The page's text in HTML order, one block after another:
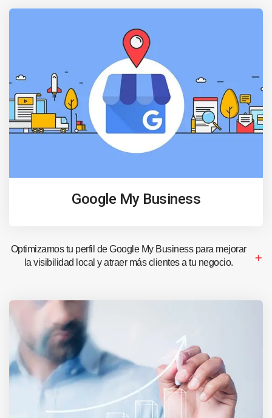
Google My Business
Optimizamos tu perfil de Google My Business para mejorar
la visibilidad local y atraer más clientes a tu negocio.